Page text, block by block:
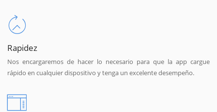
Rapidez
Nos encargaremos de hacer lo necesario para que la app cargue
rápido en cualquier dispositivo y tenga un excelente desempeño.